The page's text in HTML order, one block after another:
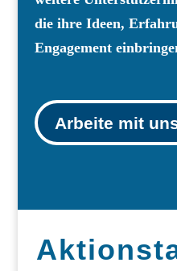
die ihre Ideen,
Engagement
Arbeite mit